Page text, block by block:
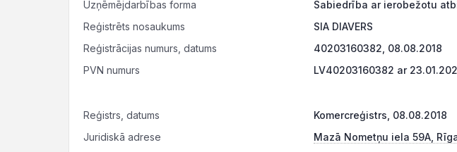
Uzņēmējdarbības forma
Sabiedrība ar ierobežotu
Reģistrēts nosaukums
SIA DIAVERS
Reģistrācijas numurs, datums
40203160382, 08.08.2018
PVN numurs
LV40203160382 ar
Reģistrs, datums
Komercreģistrs, 08.08.2018
Juridiskā adrese
Mazā Nometņu iela 59A,